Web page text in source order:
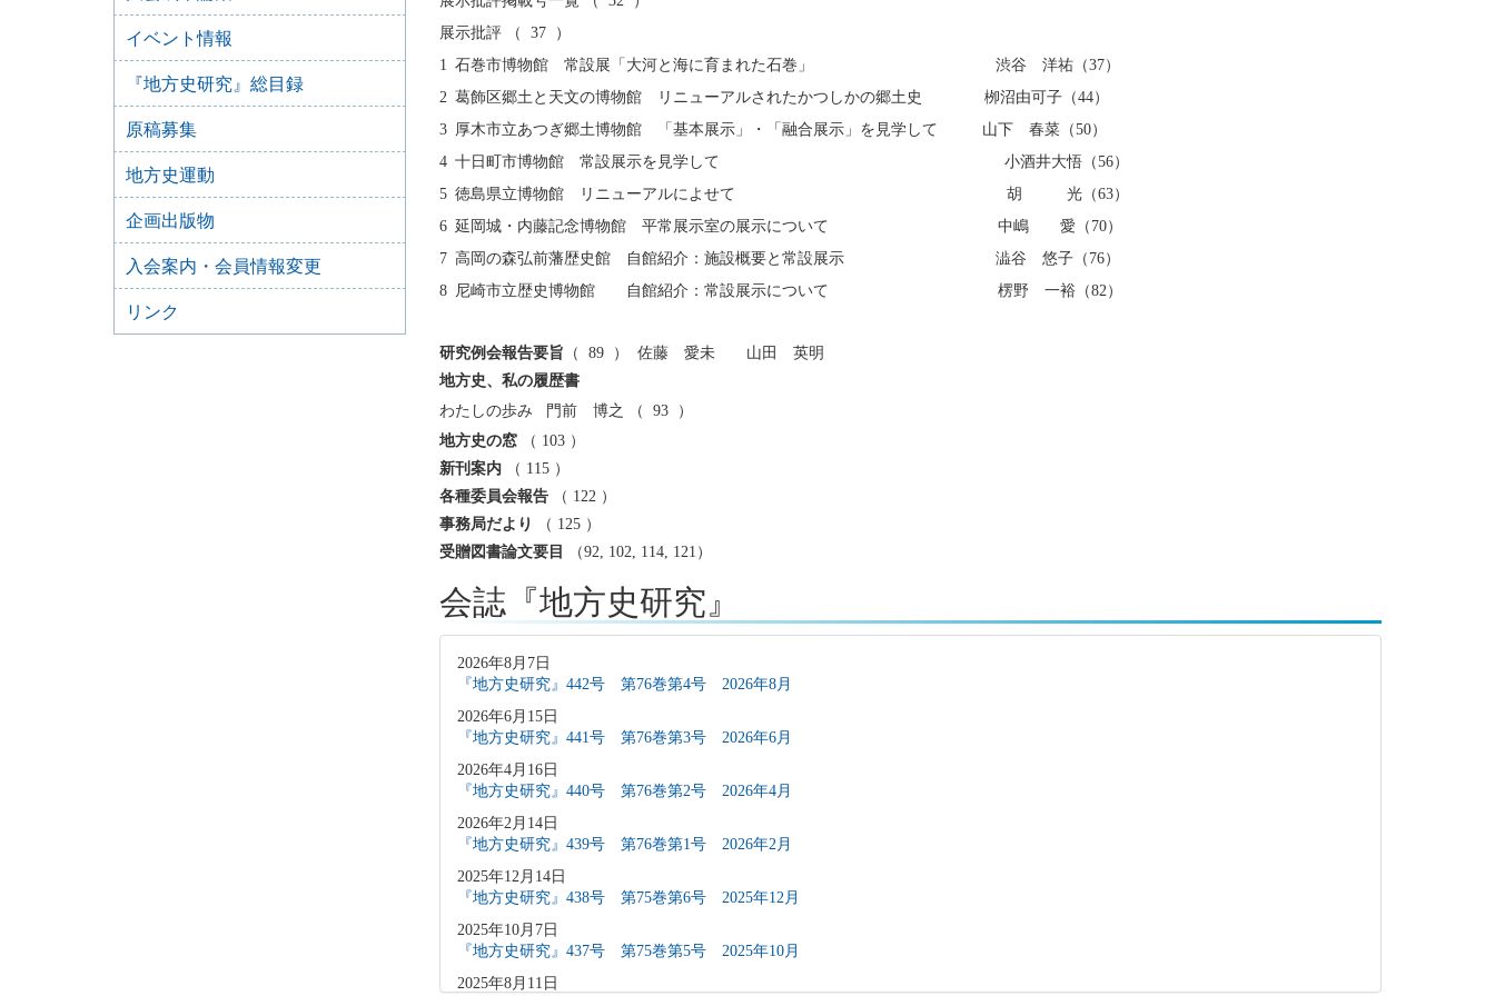
展示批評 （ 37 ）
1 石巻市博物館 常設展「大河と海に育まれた石巻」 渋谷 洋祐（37）
2 葛飾区郷土と天文の博物館 リニューアルされたかつしかの郷土史 栁沼由可子（44）
3 厚木市立あつぎ郷土博物館 「基本展示」・「融合展示」を見学して 山下 春菜（50）
4 十日町市博物館 常設展示を見学して 小酒井大悟（56）
5 徳島県立博物館 リニューアルによせて 胡 光（63）
6 延岡城・内藤記念博物館 平常展示室の展示について 中嶋 愛（70）
7 高岡の森弘前藩歴史館 自館紹介：施設概要と常設展示 澁谷 悠子（76）
8 尼崎市立歴史博物館 自館紹介：常設展示について 楞野 一裕（82）
研究例会報告要旨 （ 89 ） 佐藤 愛未 山田 英明
地方史、私の履歴書
わたしの歩み 門前 博之 （ 93 ）
地方史の窓
（ 103 ）
新刊案内 （ 115 ）
各種委員会報告（ 122 ）
事務局だより
（ 125 ）
受贈図書論文要目
（92, 102, 114, 121）
会誌『地方史研究』
2026年8月7日
『地方史研究』442号 第76巻第4号 2026年8月
2026年6月15日
『地方史研究』441号 第76巻第3号 2026年6月
2026年4月16日
『地方史研究』440号 第76巻第2号 2026年4月
2026年2月14日
『地方史研究』439号 第76巻第1号 2026年2月
2025年12月14日
『地方史研究』438号 第75巻第6号 2025年12月
2025年10月7日
『地方史研究』437号 第75巻第5号 2025年10月
2025年8月11日
イベント情報
『地方史研究』総目録
原稿募集
地方史運動
企画出版物
入会案内・会員情報変更
リンク